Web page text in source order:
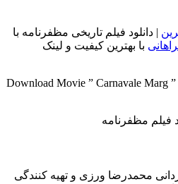
| دانلود فیلم تاریخی مظفرنامه با
با بهترین کیفیت و لینک
Download Movie ” Carnavale Marg
محمدرضا ورزی و تهیه کنندگی